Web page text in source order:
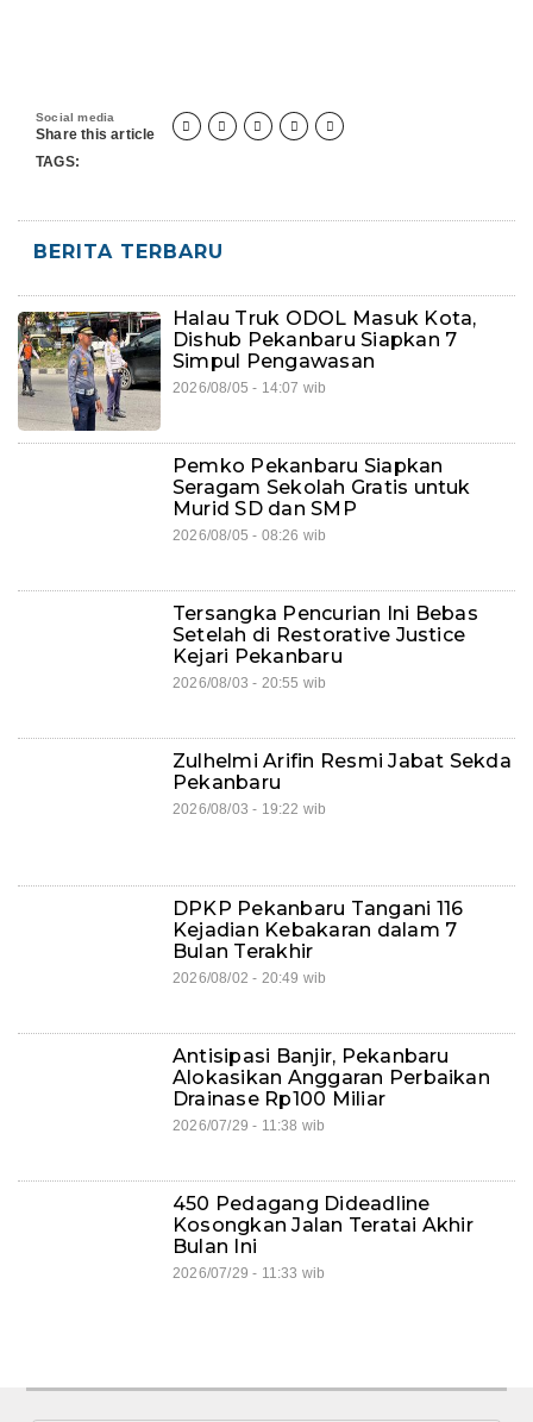
Social media
Share this article     
TAGS:
BERITA TERBARU
Halau Truk ODOL Masuk Kota,
Dishub Pekanbaru Siapkan 7
Simpul Pengawasan
2026/08/05 - 14:07 wib
Pemko Pekanbaru Siapkan
Seragam Sekolah Gratis untuk
Murid SD dan SMP
2026/08/05 - 08:26 wib
Tersangka Pencurian Ini Bebas
Setelah di Restorative Justice
Kejari Pekanbaru
2026/08/03 - 20:55 wib
Zulhelmi Arifin Resmi Jabat Sekda
Pekanbaru
2026/08/03 - 19:22 wib
DPKP Pekanbaru Tangani 116
Kejadian Kebakaran dalam 7
Bulan Terakhir
2026/08/02 - 20:49 wib
Antisipasi Banjir, Pekanbaru
Alokasikan Anggaran Perbaikan
Drainase Rp100 Miliar
2026/07/29 - 11:38 wib
450 Pedagang Dideadline
Kosongkan Jalan Teratai Akhir
Bulan Ini
2026/07/29 - 11:33 wib